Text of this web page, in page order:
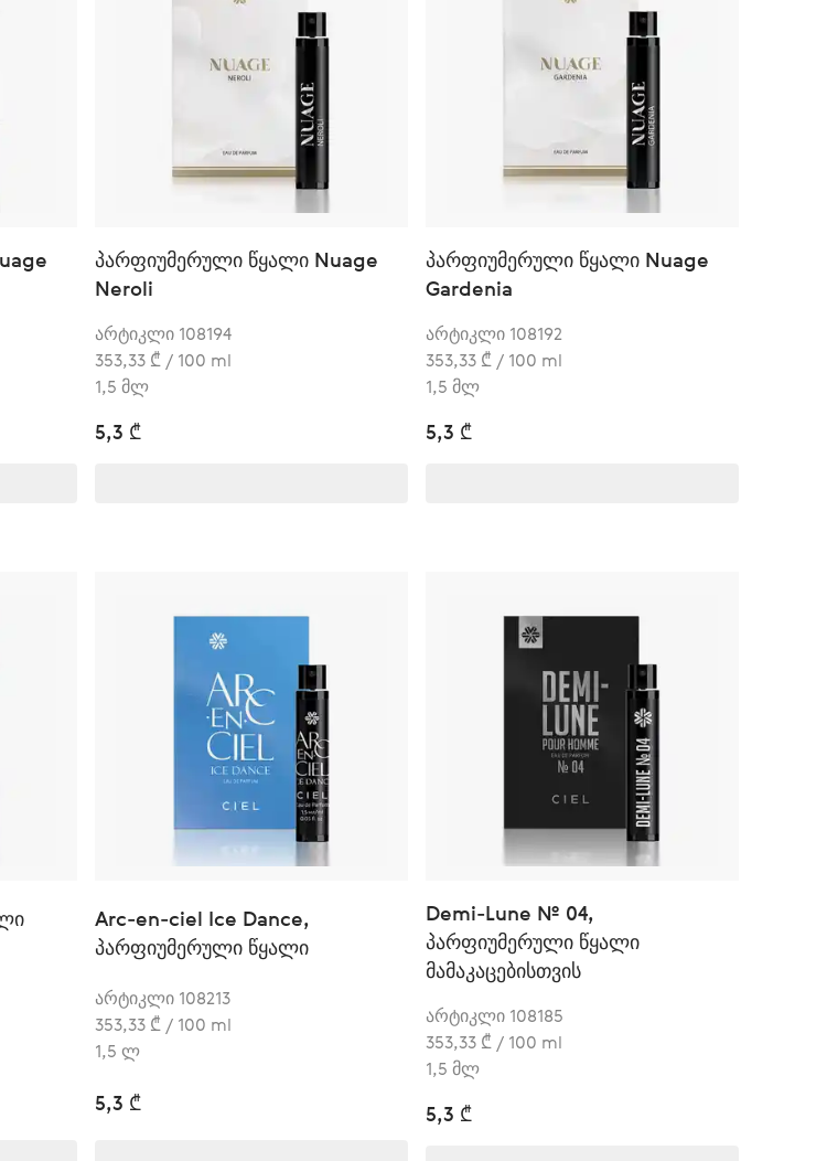
პარფიუმერული წყალი Nuage
Neroli
არტიკლი 108194
353,33 ₾ / 100 ml
1,5 მლ
5,3 ₾
პარფიუმერული წყალი Nuage
Gardenia
არტიკლი 108192
353,33 ₾ / 100 ml
1,5 მლ
5,3 ₾
Arc-en-сiel Ice Dance,
პარფიუმერული წყალი
არტიკლი 108213
353,33 ₾ / 100 ml
1,5 ლ
5,3 ₾
Demi-Lune № 04,
პარფიუმერული წყალი
მამაკაცებისთვის
არტიკლი 108185
353,33 ₾ / 100 ml
1,5 მლ
5,3 ₾